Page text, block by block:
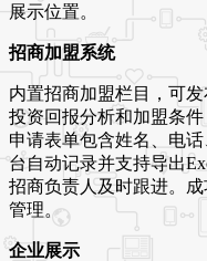
展示位置。
招商加盟系统
内置招商加盟栏目，可
投资回报分析和加盟条
申请表单包含姓名、电
台自动记录并支持导出
招商负责人及时跟进。
管理。
企业展示